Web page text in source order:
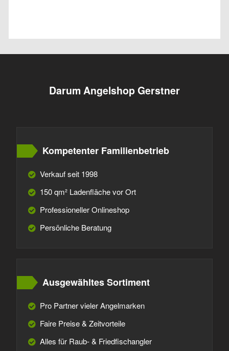
Darum Angelshop Gerstner
Kompetenter Familienbetrieb
Verkauf seit 1998
150 qm² Ladenfläche vor Ort
Professioneller Onlineshop
Persönliche Beratung
Ausgewähltes Sortiment
Pro Partner vieler Angelmarken
Faire Preise & Zeitvorteile
Alles für Raub- & Friedfischangler